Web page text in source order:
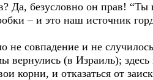
Да, безусловно он прав!
– и это наш источник
не совпадение и не
вернулись (в Израиль);
корни, и отказаться от